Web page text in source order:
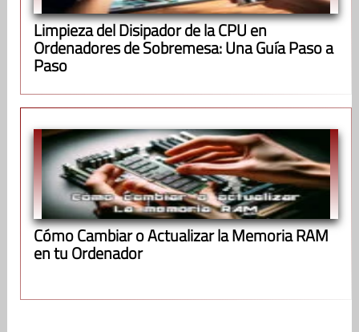
Limpieza del Disipador de la CPU en
Ordenadores de Sobremesa: Una Guía Paso a
Paso
Cómo Cambiar o Actualizar la Memoria RAM
en tu Ordenador